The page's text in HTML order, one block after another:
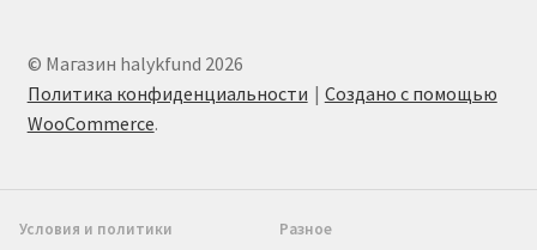
© Магазин halykfund 2026
Политика конфиденциальности
Создано с помощью
WooCommerce.
Условия и политики Разное